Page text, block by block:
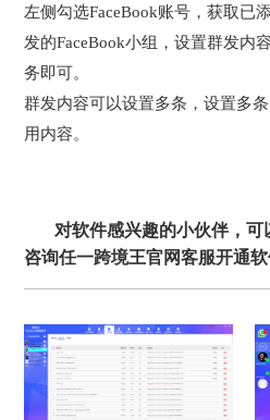
左侧勾选FaceBook账号，获取已
发的FaceBook小组，设置群发内
务即可。
群发内容可以设置多条，设置多
用内容。
对软件感兴趣的小伙伴，可
咨询任一跨境王官网客服开通软